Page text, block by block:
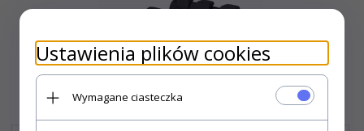
Ustawienia plików cookies
Wymagane ciasteczka